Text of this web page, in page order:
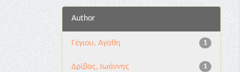
Author
1
Γέγιου, Αγάθη
1
Δρίβας, Ιωάννης